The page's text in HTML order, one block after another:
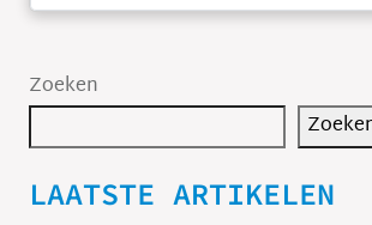
Zoeken
LAATSTE ARTIKELEN